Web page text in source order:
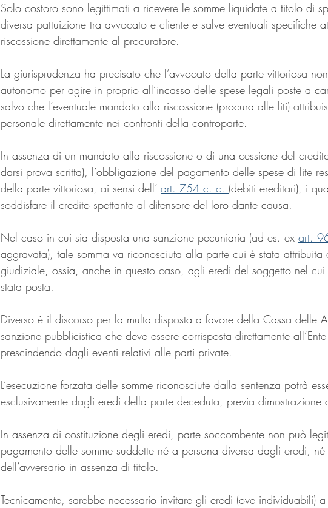
Solo costoro sono legittimati a ricevere le somme liquidate a titolo di
diversa pattuizione tra avvocato e cliente e salve eventuali specifiche
riscossione direttamente al procuratore.
La giurisprudenza ha precisato che l’avvocato della parte vittoriosa
autonomo per agire in proprio all’incasso delle spese legali poste a
salvo che l’eventuale mandato alla riscossione (procura alle liti)
personale direttamente nei confronti della controparte.
In assenza di un mandato alla riscossione o di una cessione del
darsi prova scritta), l’obbligazione del pagamento delle spese di lite
della parte vittoriosa, ai sensi dell’ art. 754 c. c. (debiti ereditari), i
soddisfare il credito spettante al difensore del loro dante causa.
Nel caso in cui sia disposta una sanzione pecuniaria (ad es. ex art.
aggravata), tale somma va riconosciuta alla parte cui è stata attribuita
giudiziale, ossia, anche in questo caso, agli eredi del soggetto nel
stata posta.
Diverso è il discorso per la multa disposta a favore della Cassa delle
sanzione pubblicistica che deve essere corrisposta direttamente
prescindendo dagli eventi relativi alle parti private.
L’esecuzione forzata delle somme riconosciute dalla sentenza potrà
esclusivamente dagli eredi della parte deceduta, previa
In assenza di costituzione degli eredi, parte soccombente non può
pagamento delle somme suddette né a persona diversa dagli eredi,
dell’avversario in assenza di titolo.
Tecnicamente, sarebbe necessario invitare gli eredi (ove individuabili)